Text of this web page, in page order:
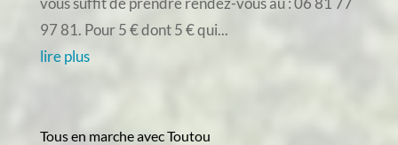
97 81. Pour 5 € dont 5 € qui...
lire plus
Tous en marche avec Toutou